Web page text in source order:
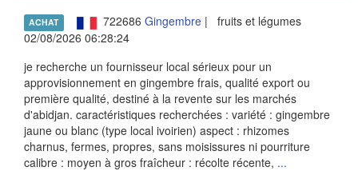
ACHAT 722686 Gingembre| fruits et légumes
02/08/2026 06:28:24
je recherche un fournisseur local sérieux pour un
approvisionnement en gingembre frais, qualité export ou
première qualité, destiné à la revente sur les marchés
d'abidjan. caractéristiques recherchées : variété : gingembre
jaune ou blanc (type local ivoirien) aspect : rhizomes
charnus, fermes, propres, sans moisissures ni pourriture
calibre : moyen à gros fraîcheur : récolte récente, ...